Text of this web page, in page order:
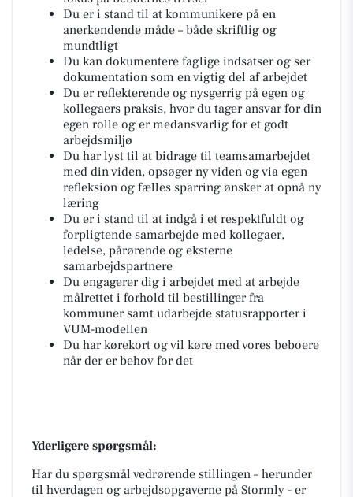
Du er i stand til at kommunikere på en
anerkendende måde – både skriftlig og
mundtligt
Du kan dokumentere faglige indsatser og ser
dokumentation som en vigtig del af arbejdet
Du er reflekterende og nysgerrig på egen og
kollegaers praksis, hvor du tager ansvar for din
egen rolle og er medansvarlig for et godt
arbejdsmiljø
Du har lyst til at bidrage til teamsamarbejdet
med din viden, opsøger ny viden og via egen
refleksion og fælles sparring ønsker at opnå ny
læring
Du er i stand til at indgå i et respektfuldt og
forpligtende samarbejde med kollegaer,
ledelse, pårørende og eksterne
samarbejdspartnere
Du engagerer dig i arbejdet med at arbejde
målrettet i forhold til bestillinger fra
kommuner samt udarbejde statusrapporter i
VUM-modellen
Du har kørekort og vil køre med vores beboere
når der er behov for det
Yderligere spørgsmål:
Har du spørgsmål vedrørende stillingen – herunder
til hverdagen og arbejdsopgaverne på Stormly - er